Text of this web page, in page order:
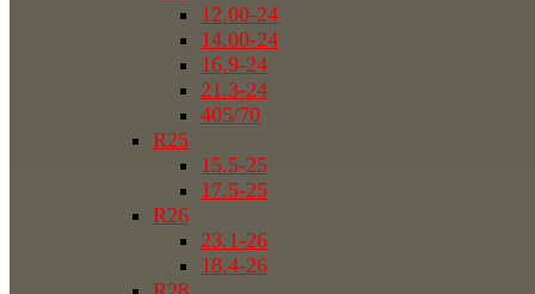
12.00-24
14.00-24
16.9-24
21.3-24
405/70
R25
15.5-25
17.5-25
R26
23.1-26
18.4-26